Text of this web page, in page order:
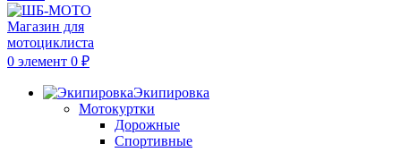
0 элемент 0 ₽
Экипировка
Мотокуртки
Дорожные
Спортивные